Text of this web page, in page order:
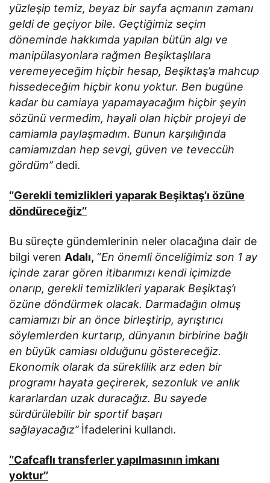
yüzleşip temiz, beyaz bir sayfa açmanın zamanı
geldi de geçiyor bile. Geçtiğimiz seçim
döneminde hakkımda yapılan bütün algı ve
manipülasyonlara rağmen Beşiktaşlılara
veremeyeceğim hiçbir hesap, Beşiktaş’a mahcup
hissedeceğim hiçbir konu yoktur. Ben bugüne
kadar bu camiaya yapamayacağım hiçbir şeyin
sözünü vermedim, hayali olan hiçbir projeyi de
camiamla paylaşmadım. Bunun karşılığında
camiamızdan hep sevgi, güven ve teveccüh
gördüm’’dedi.
‘’Gerekli temizlikleri yaparak Beşiktaş’ı özüne
döndüreceğiz’’
Bu süreçte gündemlerinin neler olacağına dair de
bilgi veren Adalı, “En önemli önceliğimiz son 1 ay
içinde zarar gören itibarımızı kendi içimizde
onarıp, gerekli temizlikleri yaparak Beşiktaş’ı
özüne döndürmek olacak. Darmadağın olmuş
camiamızı bir an önce birleştirip, ayrıştırıcı
söylemlerden kurtarıp, dünyanın birbirine bağlı
en büyük camiası olduğunu göstereceğiz.
Ekonomik olarak da süreklilik arz eden bir
programı hayata geçirerek, sezonluk ve anlık
kararlardan uzak duracağız. Bu sayede
sürdürülebilir bir sportif başarı
sağlayacağız’’İfadelerini kullandı.
‘’Cafcaflı transferler yapılmasının imkanı
yoktur’’